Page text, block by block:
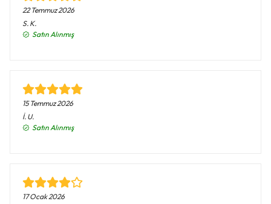
22 Temmuz 2026
S. K.
Satın Alınmış
15 Temmuz 2026
İ. U.
Satın Alınmış
17 Ocak 2026